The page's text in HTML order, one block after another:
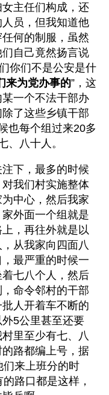
主任们构成，还
员，但我知道他
何的制服，虽然
自己竟然扬言说
你们不是公安是什
来为党办事的”，这
一个不法干部办
了这些乡镇干部
也每个组过来20多
、八十人。
下，最多的时候
我们村实施整体
中心，然后我家
外面一个组就是
，再往外就是以
从我家向四面八
最严重的时候一
七八个人，然后
命令邻村的干部
人开着车不断的
5公里甚至还要
里至少有七、八
路都编上号，据
来上班分的时
路口都是这样，